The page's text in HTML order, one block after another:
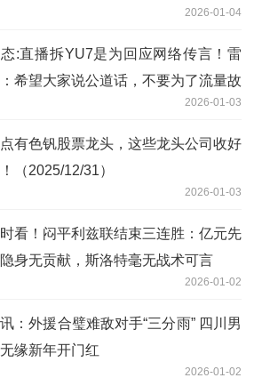
2026-01-04
:直播拆YU7是为回应网络传言！雷
希望大家说公道话，不要为了流量故
夸大！2025年小米汽车交付超41万辆
2026-01-03
有色钒股票龙头，这些龙头公司收好
（2025/12/31）
2026-01-03
看！闷平利兹联结束三连胜：亿元先
身无贡献，斯洛特毫无战术可言
2026-01-02
：外援合璧难敌对手“三分雨” 四川男
缘新年开门红
2026-01-02